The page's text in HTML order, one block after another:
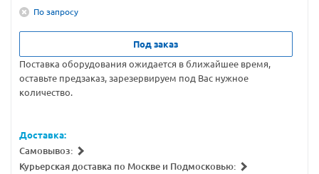
По запросу
Под заказ
Поставка оборудования ожидается в ближайшее время,
оставьте предзаказ, зарезервируем под Вас нужное
количество.
Доставка:
Самовывоз:
Курьерская доставка по Москве и Подмосковью: